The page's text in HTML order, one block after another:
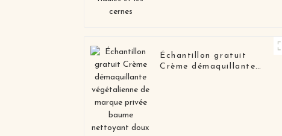
Échantillon gratuit
Crème démaquillante